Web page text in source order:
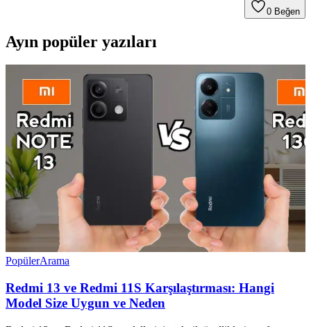
0 Beğen
Ayın popüler yazıları
PopülerArama
Redmi 13 ve Redmi 11S Karşılaştırması: Hangi
Model Size Uygun ve Neden